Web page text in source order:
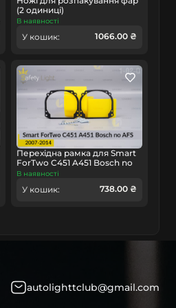
(2 одиниці)
В наявності
У кошик: 1066.00 ₴
Перехідна рамка для Smart
ForTwo C451 A451 Bosch no
AFS (2007-2014)
В наявності
У кошик: 738.00 ₴
autolighttclub@gmail.com